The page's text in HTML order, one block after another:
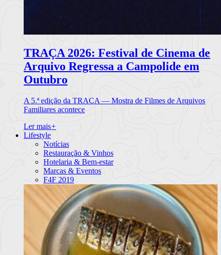
TRAÇA 2026: Festival de Cinema de
Arquivo Regressa a Campolide em
Outubro
A 5.ª edição da TRAÇA — Mostra de Filmes de Arquivos
Familiares acontece
Ler mais+
Lifestyle
Notícias
Restauração & Vinhos
Hotelaria & Bem-estar
Marcas & Eventos
F4F 2019